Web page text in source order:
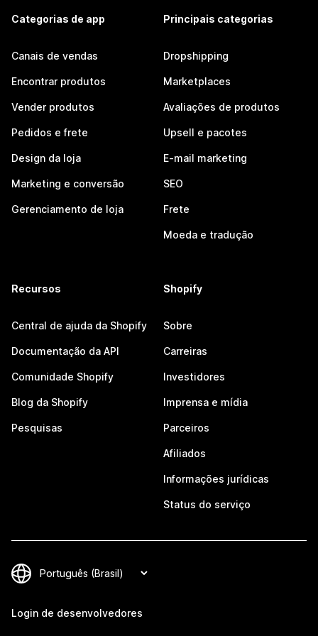
Categorias de app
Canais de vendas
Encontrar produtos
Vender produtos
Pedidos e frete
Design da loja
Marketing e conversão
Gerenciamento de loja
Principais categorias
Dropshipping
Marketplaces
Avaliações de produtos
Upsell e pacotes
E-mail marketing
SEO
Frete
Moeda e tradução
Recursos
Central de ajuda da Shopify
Documentação da API
Comunidade Shopify
Blog da Shopify
Pesquisas
Shopify
Sobre
Carreiras
Investidores
Imprensa e mídia
Parceiros
Afiliados
Informações jurídicas
Status do serviço
Login de desenvolvedores